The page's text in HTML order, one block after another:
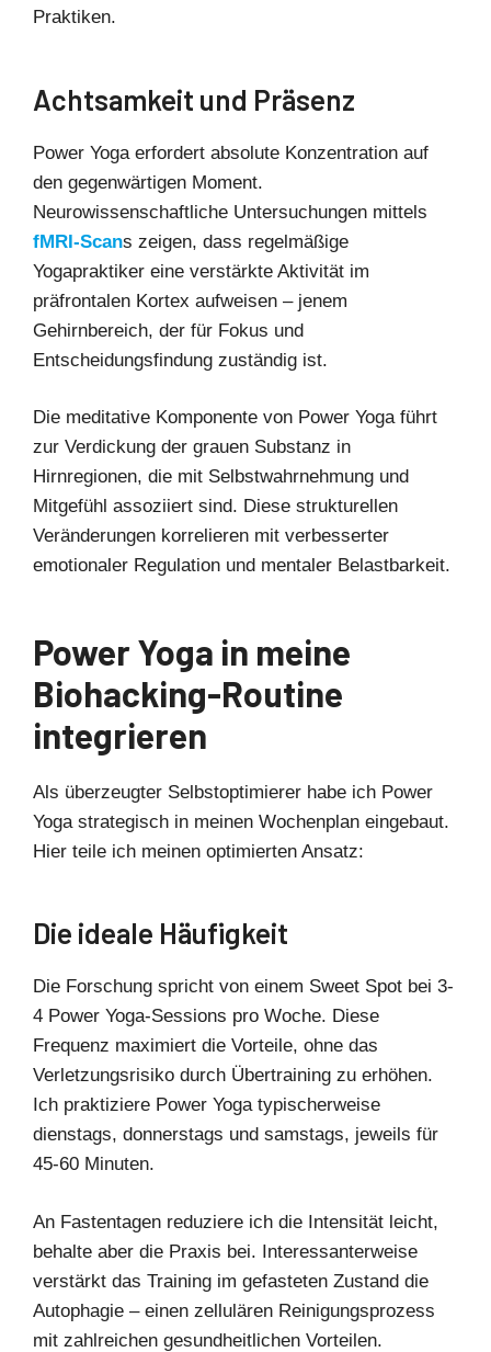
Praktiken.
Achtsamkeit und Präsenz
Power Yoga erfordert absolute Konzentration auf
den gegenwärtigen Moment.
Neurowissenschaftliche Untersuchungen mittels
fMRI-Scans zeigen, dass regelmäßige
Yogapraktiker eine verstärkte Aktivität im
präfrontalen Kortex aufweisen – jenem
Gehirnbereich, der für Fokus und
Entscheidungsfindung zuständig ist.
Die meditative Komponente von Power Yoga führt
zur Verdickung der grauen Substanz in
Hirnregionen, die mit Selbstwahrnehmung und
Mitgefühl assoziiert sind. Diese strukturellen
Veränderungen korrelieren mit verbesserter
emotionaler Regulation und mentaler Belastbarkeit.
Power Yoga in meine
Biohacking-Routine
integrieren
Als überzeugter Selbstoptimierer habe ich Power
Yoga strategisch in meinen Wochenplan eingebaut.
Hier teile ich meinen optimierten Ansatz:
Die ideale Häufigkeit
Die Forschung spricht von einem Sweet Spot bei 3-
4 Power Yoga-Sessions pro Woche. Diese
Frequenz maximiert die Vorteile, ohne das
Verletzungsrisiko durch Übertraining zu erhöhen.
Ich praktiziere Power Yoga typischerweise
dienstags, donnerstags und samstags, jeweils für
45-60 Minuten.
An Fastentagen reduziere ich die Intensität leicht,
behalte aber die Praxis bei. Interessanterweise
verstärkt das Training im gefasteten Zustand die
Autophagie – einen zellulären Reinigungsprozess
mit zahlreichen gesundheitlichen Vorteilen.